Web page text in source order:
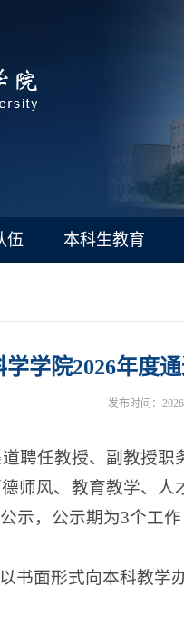
伍 本科生教育
学学院2026年度
发布时间：
聘任教授、副教授
师风、教育教学、
，公示期为3个工作
书面形式向本科教学